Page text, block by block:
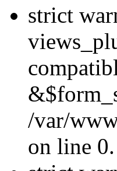
strict
/var/
on line 0.